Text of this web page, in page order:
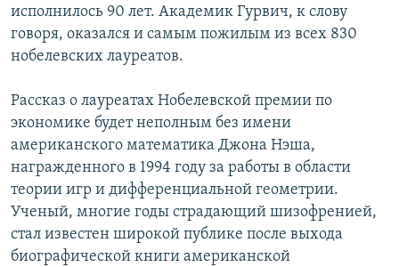
исполнилось 90 лет. Академик Гурвич, к слову
говоря, оказался и самым пожилым из всех 830
нобелевских лауреатов.
Рассказ о лауреатах Нобелевской премии по
экономике будет неполным без имени
американского математика Джона Нэша,
награжденного в 1994 году за работы в области
теории игр и дифференциальной геометрии.
Ученый, многие годы страдающий шизофренией,
стал известен широкой публике после выхода
биографической книги американской